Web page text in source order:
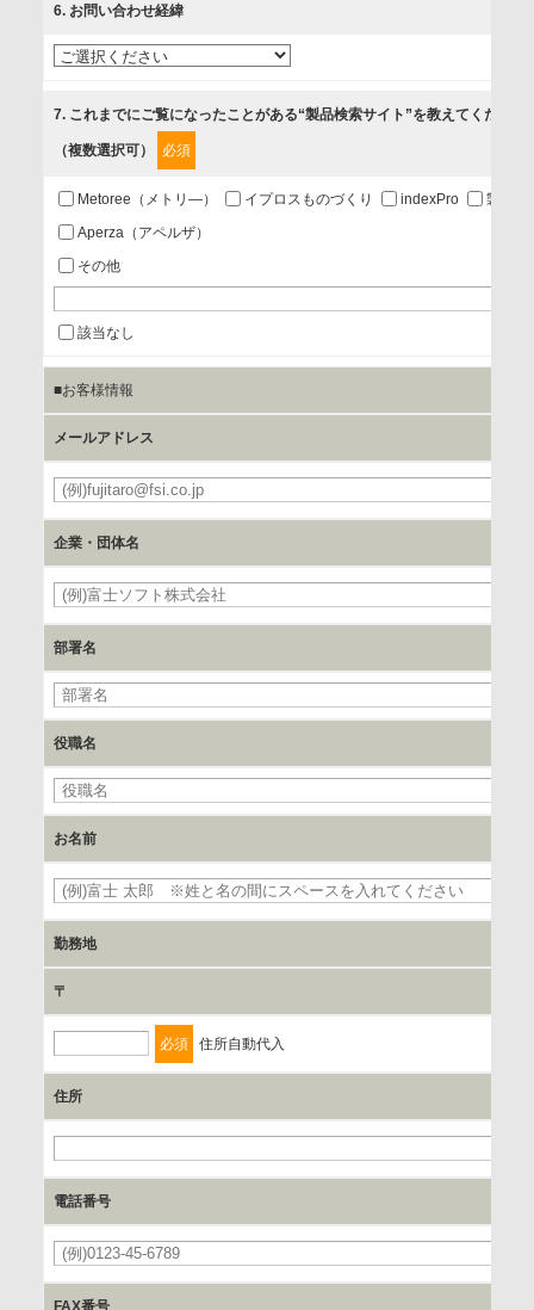
3.お客様の業務内容、及び興味、関心に応じた情報の提供
4.お客様満足度調査等のアンケートの依頼
第三者提供の有無
あり
a.個人情報の提供・利用目的
当該企業/団体のサービス等のご案内及び当該企業/団体からの
情報を提供するため
b.第三者に提供される個人データの項目
c.第三者への提供の手段または手法
d.提供先および管理者
当社とイベント/セミナーを共同で開催する企業/団体
e.個人情報取り扱いに関する契約
を行います。
なし
利用目的の通知、開示、内容の訂正、追加または削除、利用
の停止、消去および 第三者への提供の停止（「開示等」とい
います。）に応じます。
開示等のご請求は、下記お問い合わせ先窓口へご連絡願いま
す。
情報提供の任意性及び情報を与えなかった場合に本人に生じ
る結果
6. お問い合わせ経緯
7. これまでにご覧になったことがある“製品検索サイト”を教えてください
（複数選択可） 必須
Metoree（メトリ—） イプロスものづくり indexPro
製品ナ
Aperza（アペルザ）
その他
該当なし
■お客様情報
メールアドレス
企業・団体名
部署名
役職名
お名前
勤務地
〒
必須 住所自動代入
住所
電話番号
FAX番号